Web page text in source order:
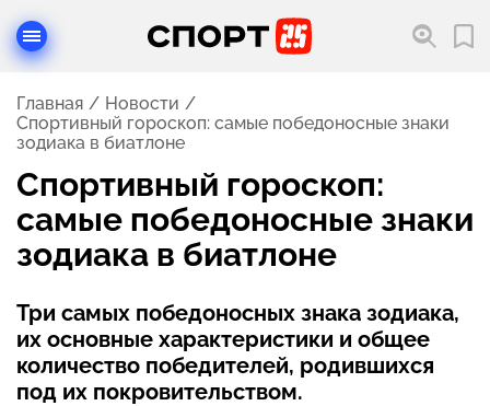
Главная
Новости
Спортивный гороскоп: самые победоносные знаки
зодиака в биатлоне
Спортивный гороскоп:
самые победоносные знаки
зодиака в биатлоне
Три самых победоносных знака зодиака,
их основные характеристики и общее
количество победителей, родившихся
под их покровительством.